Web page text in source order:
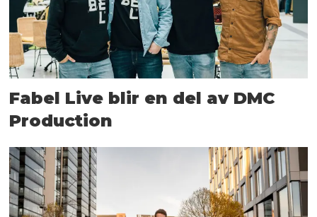
Fabel Live blir en del av DMC
Production